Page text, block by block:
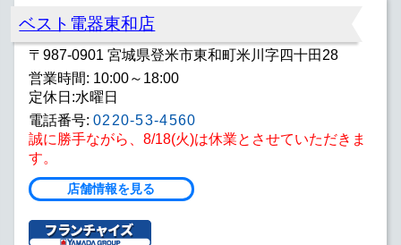
ベスト電器東和店
〒987-0901 宮城県登米市東和町米川字四十田28
営業時間: 10:00～18:00
定休日:水曜日
電話番号: 0220-53-4560
誠に勝手ながら、8/18(火)は休業とさせていただきま
す。
店舗情報を見る